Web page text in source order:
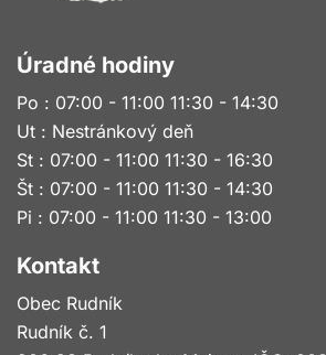
Úradné hodiny
Po : 07:00 - 11:00 11:30 - 14:30
Ut : Nestránkový deň
St : 07:00 - 11:00 11:30 - 16:30
Št : 07:00 - 11:00 11:30 - 14:30
Pi : 07:00 - 11:00 11:30 - 13:00
Kontakt
Obec Rudník
Rudník č. 1